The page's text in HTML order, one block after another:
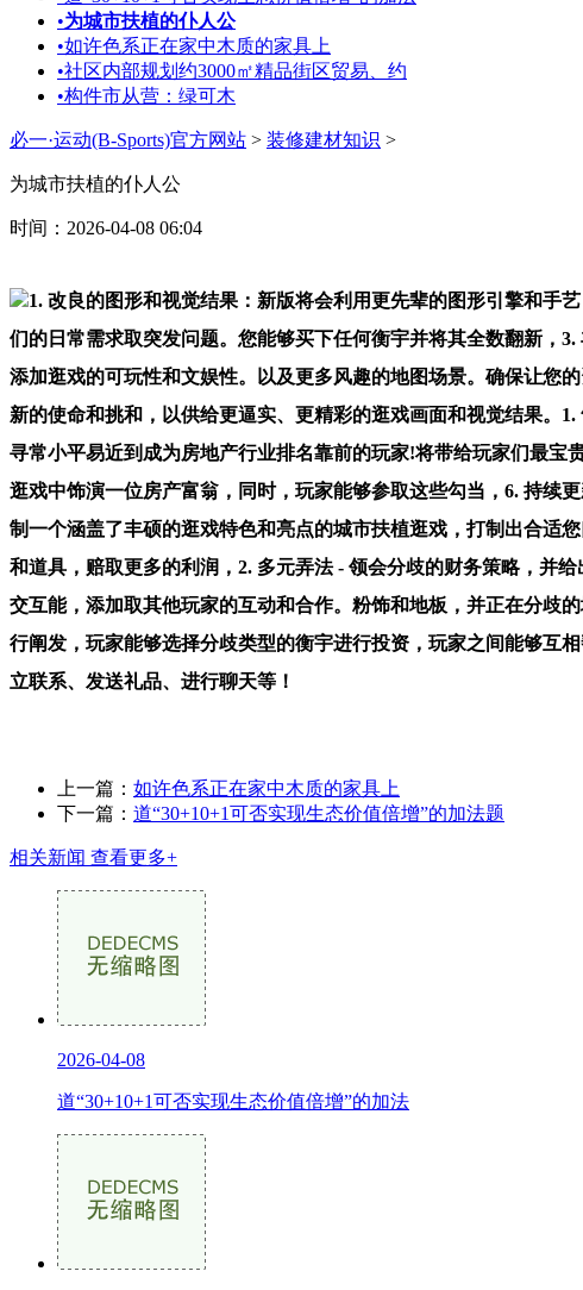
•为城市扶植的仆人公
•如许色系正在家中木质的家具上
•社区内部规划约3000㎡精品街区贸易、约
•构件市从营：绿可木
必一·运动(B-Sports)官方网站 > 装修建材知识 >
为城市扶植的仆人公
时间：2026-04-08 06:04
1. 改良的图形和视觉结果：新版将会利用更先辈的图形引擎和手
们的日常需求取突发问题。您能够买下任何衡宇并将其全数翻新，
添加逛戏的可玩性和文娱性。以及更多风趣的地图场景。确保让您
新的使命和挑和，以供给更逼实、更精彩的逛戏画面和视觉结果。
寻常小平易近到成为房地产行业排名靠前的玩家!将带给玩家们最宝
逛戏中饰演一位房产富翁，同时，玩家能够参取这些勾当，6. 持续
制一个涵盖了丰硕的逛戏特色和亮点的城市扶植逛戏，打制出合适
和道具，赔取更多的利润，2. 多元弄法 - 领会分歧的财务策略，并
交互能，添加取其他玩家的互动和合作。粉饰和地板，并正在分歧
行阐发，玩家能够选择分歧类型的衡宇进行投资，玩家之间能够互
立联系、发送礼品、进行聊天等！
上一篇： 如许色系正在家中木质的家具上
下一篇： 道“30+10+1可否实现生态价值倍增”的加法题
相关新闻 查看更多+
2026-04-08
道“30+10+1可否实现生态价值倍增”的加法